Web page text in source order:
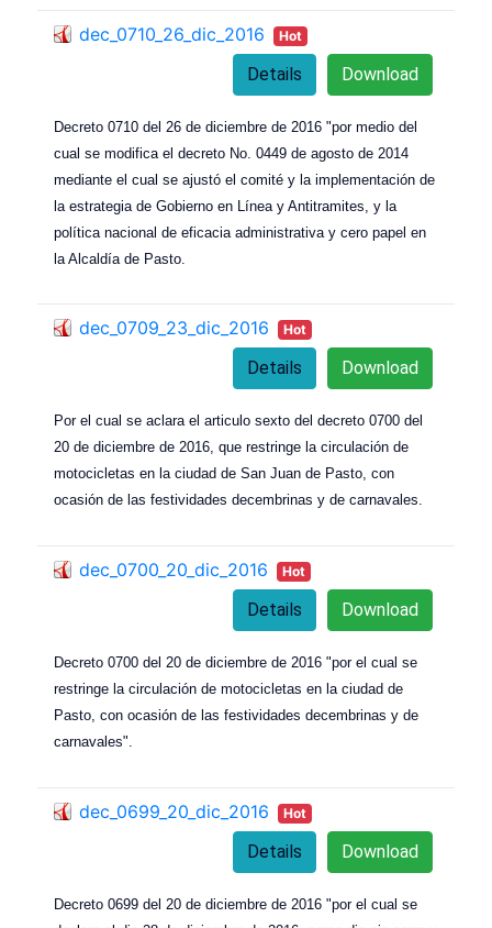
dec_0710_26_dic_2016 Hot
Download
Details
Decreto 0710 del 26 de diciembre de 2016 "por medio del
cual se modifica el decreto No. 0449 de agosto de 2014
mediante el cual se ajustó el comité y la implementación de
la estrategia de Gobierno en Línea y Antitramites, y la
política nacional de eficacia administrativa y cero papel en
la Alcaldía de Pasto.
dec_0709_23_dic_2016 Hot
Download
Details
Por el cual se aclara el articulo sexto del decreto 0700 del
20 de diciembre de 2016, que restringe la circulación de
motocicletas en la ciudad de San Juan de Pasto, con
ocasión de las festividades decembrinas y de carnavales.
dec_0700_20_dic_2016 Hot
Download
Details
Decreto 0700 del 20 de diciembre de 2016 "por el cual se
restringe la circulación de motocicletas en la ciudad de
Pasto, con ocasión de las festividades decembrinas y de
carnavales".
dec_0699_20_dic_2016 Hot
Download
Details
Decreto 0699 del 20 de diciembre de 2016 "por el cual se